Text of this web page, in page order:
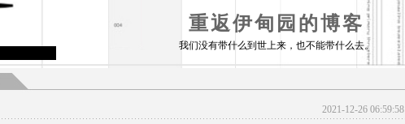
重返伊甸园的博客
我们没有带什么到世上来，也不能带什么去。
2021-12-26 06:59:58